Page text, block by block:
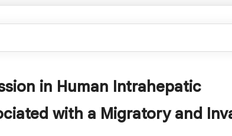
in Human Intrahepatic
with a Migratory and